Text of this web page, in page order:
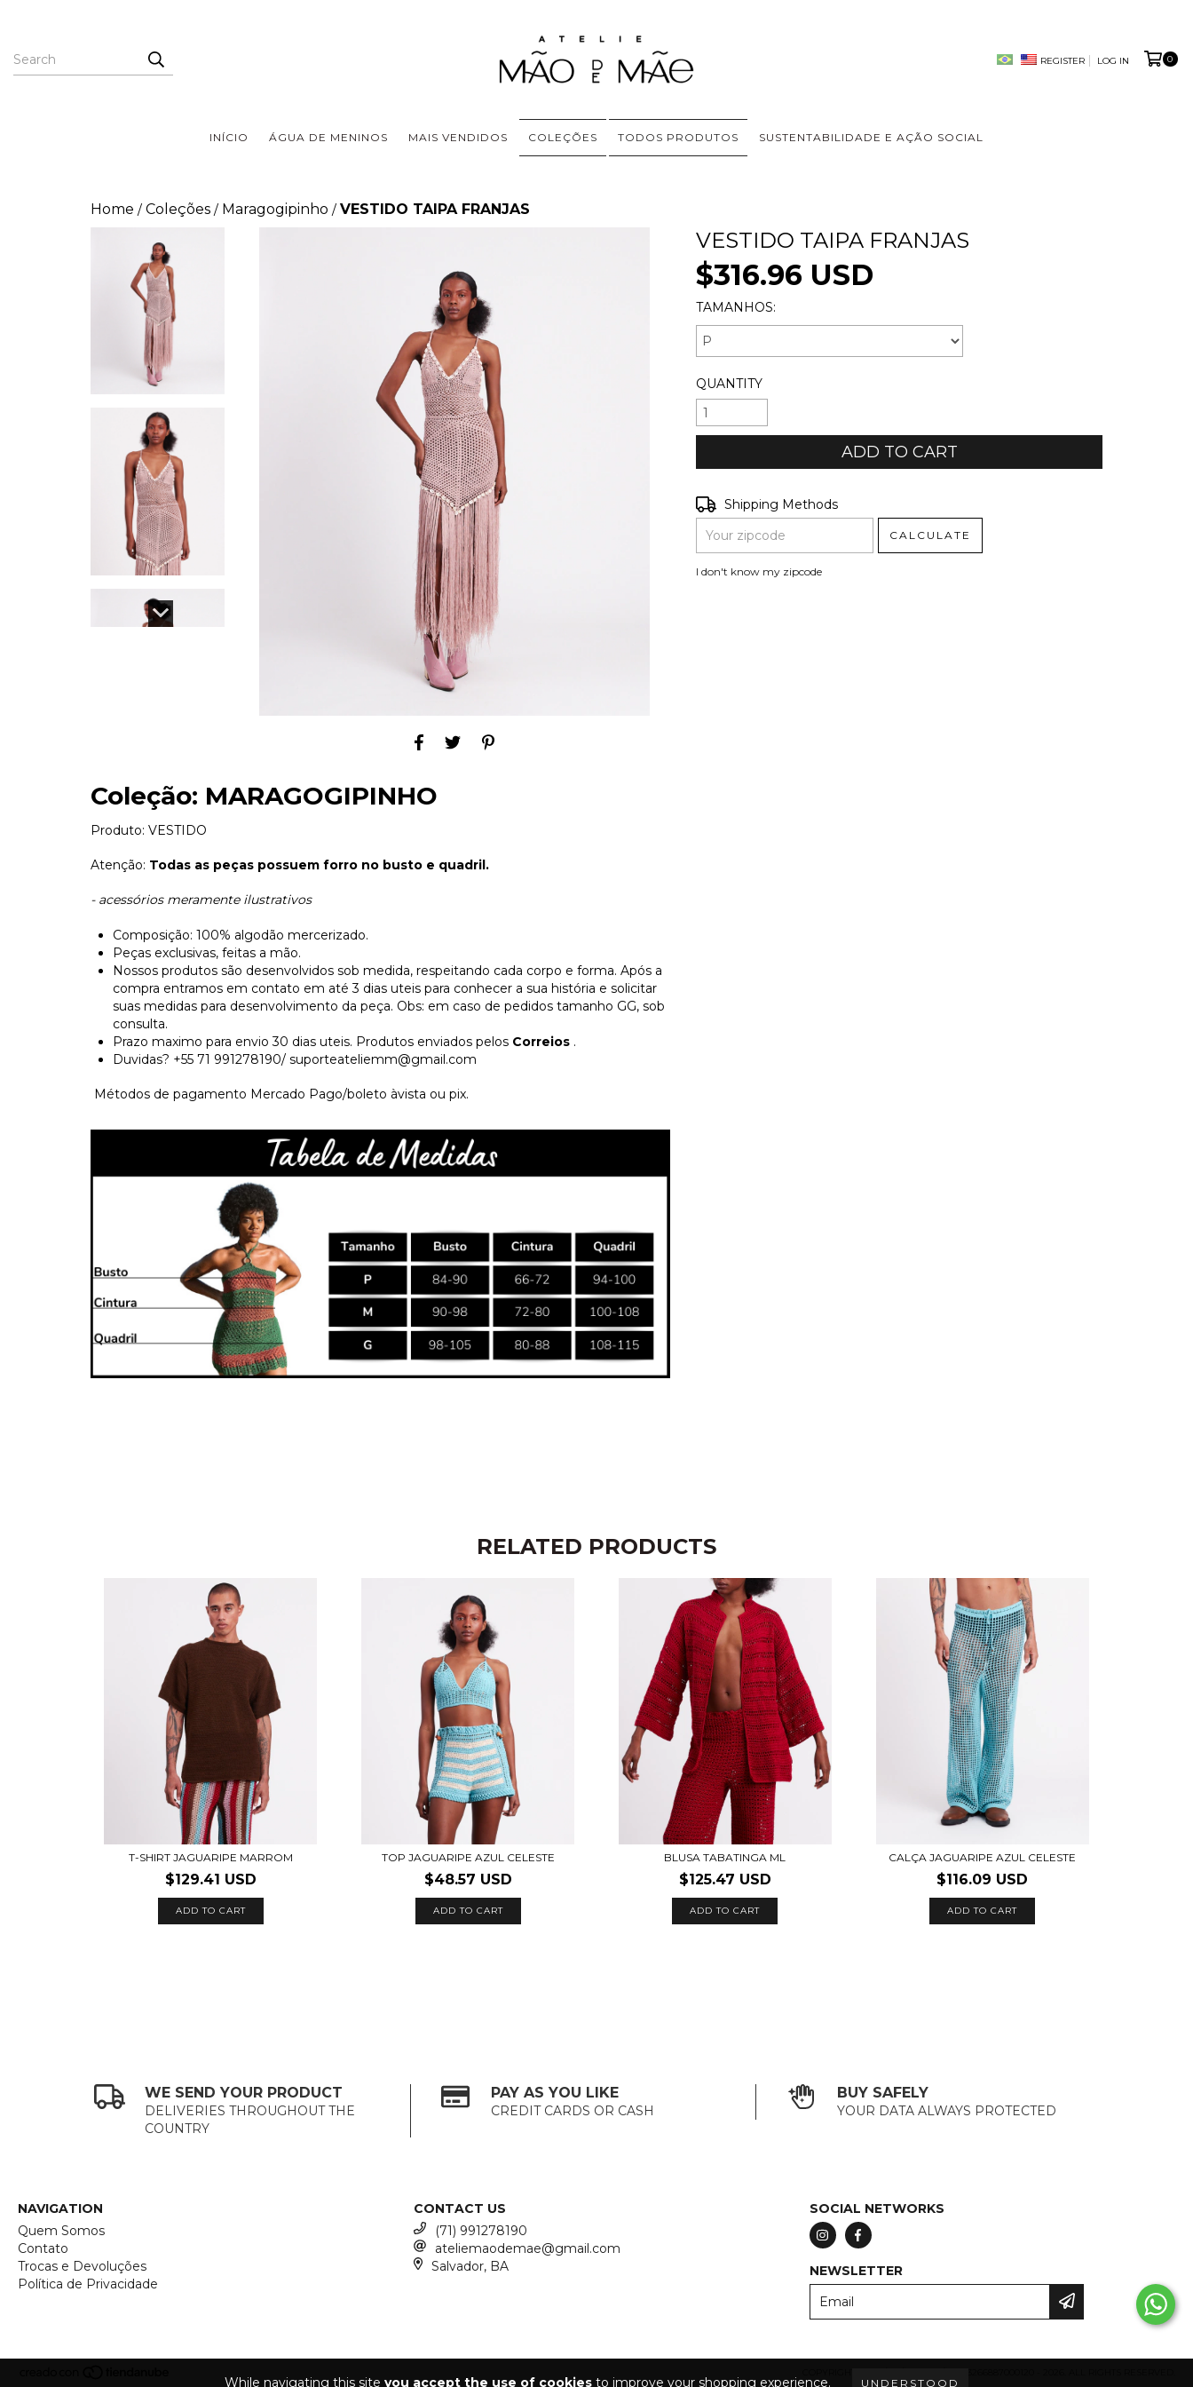
While navigating this site you accept the use of cookies to improve your shopping experience. UNDERSTOOD
REGISTER LOG IN 0
INÍCIO ÁGUA DE MENINOS MAIS VENDIDOS COLEÇÕES TODOS PRODUTOS SUSTENTABILIDADE E AÇÃO SOCIAL
Home / Coleções / Maragogipinho / VESTIDO TAIPA FRANJAS
Coleção: MARAGOGIPINHO
Produto: VESTIDO
Atenção: Todas as peças possuem forro no busto e quadril.
- acessórios meramente ilustrativos
Composição: 100% algodão mercerizado.
Peças exclusivas, feitas a mão.
Nossos produtos são desenvolvidos sob medida, respeitando cada corpo e forma. Após a
compra entramos em contato em até 3 dias uteis para conhecer a sua história e solicitar
suas medidas para desenvolvimento da peça. Obs: em caso de pedidos tamanho GG, sob
consulta.
Prazo maximo para envio 30 dias uteis. Produtos enviados pelos Correios .
Duvidas? +55 71 991278190/ suporteateliemm@gmail.com
Métodos de pagamento Mercado Pago/boleto àvista ou pix.
VESTIDO TAIPA FRANJAS
$316.96 USD
TAMANHOS:
QUANTITY
Shipping for zipcode:
Shipping Methods
CALCULATE
I don't know my zipcode
RELATED PRODUCTS
T-SHIRT JAGUARIPE MARROM
$129.41 USD
ADD TO CART
TOP JAGUARIPE AZUL CELESTE
$48.57 USD
ADD TO CART
BLUSA TABATINGA ML
$125.47 USD
ADD TO CART
CALÇA JAGUARIPE AZUL CELESTE
$116.09 USD
ADD TO CART
WE SEND YOUR PRODUCT
DELIVERIES THROUGHOUT THE
COUNTRY
PAY AS YOU LIKE
CREDIT CARDS OR CASH
BUY SAFELY
YOUR DATA ALWAYS PROTECTED
NAVIGATION
Quem Somos
Contato
Trocas e Devoluções
Política de Privacidade
CONTACT US
(71) 991278190
ateliemaodemae@gmail.com
Salvador, BA
SOCIAL NETWORKS
NEWSLETTER